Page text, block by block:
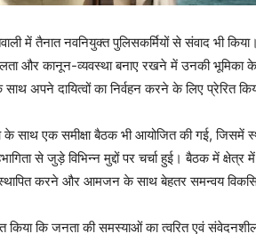
में तैनात नवनियुक्त पुलिसकर्मियों से संवाद भी
और कानून-व्यवस्था बनाए रखने में उनकी भूमिका के
साथ अपने दायित्वों का निर्वहन करने के लिए प्रेरित
साथ एक समीक्षा बैठक भी आयोजित की गई, जिसमें
से जुड़े विभिन्न मुद्दों पर चर्चा हुई। बैठक में क्षेत्र में
स्थापित करने और आमजन के साथ बेहतर समन्वय
किया कि जनता की समस्याओं का त्वरित एवं